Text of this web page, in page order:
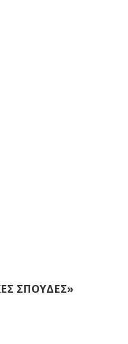
ΣΠΟΥΔΕΣ»